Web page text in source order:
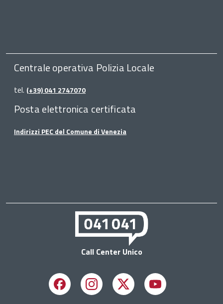
Centrale operativa Polizia Locale
tel. (+39) 041 2747070
Posta elettronica certificata
Indirizzi PEC del Comune di Venezia
Call Center Unico
FacebookInstagramX Youtube